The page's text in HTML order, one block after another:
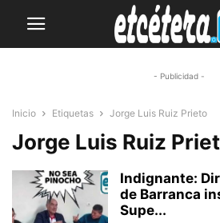
- Publicidad -
Inicio Etiquetas Jorge Luis Ruiz Prieto
Jorge Luis Ruiz
Indignante:
de Barranca
Supe...